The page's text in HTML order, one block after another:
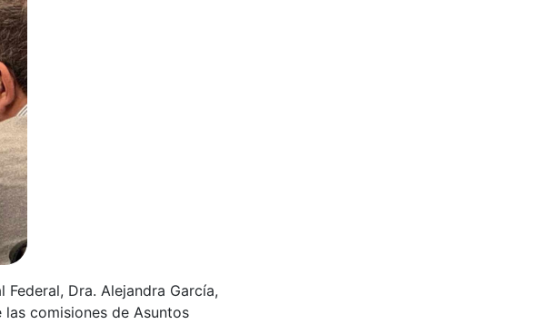
Dra. Alejandra García,
comisiones de Asuntos